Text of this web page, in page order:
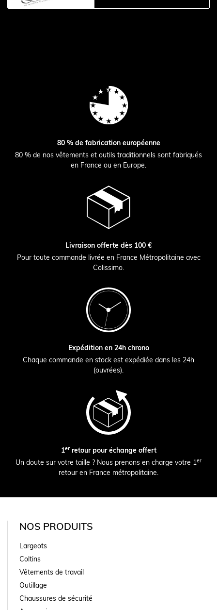
80 % de fabrication européenne
80 % de nos vêtements et outils traditionnels sont fabriqués
en France ou en Europe.
Livraison offerte dès 100 €
Pour toute commande livrée en France Métropolitaine avec
Colissimo.
Expédition en 24h chrono
Chaque commande en stock est expédiée dans les 24h
(ouvrées).
1erretour pour échange offert
Un doute sur votre taille ? Nous prenons en charge votre 1er
retour en France métropolitaine.
NOS PRODUITS
Largeots
Coltins
Vêtements de travail
Outillage
Chaussures de sécurité